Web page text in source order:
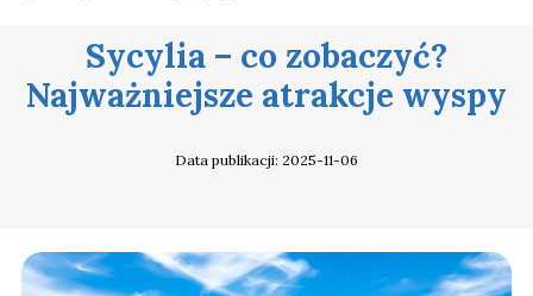
Sycylia – co zobaczyć?
Najważniejsze atrakcje wyspy
Data publikacji: 2025-11-06